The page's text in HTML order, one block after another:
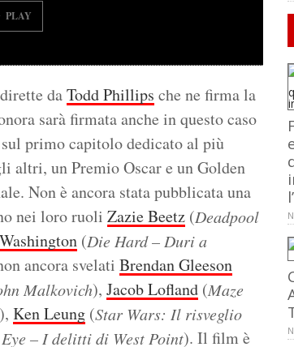
PLAY
daTodd Phillips che ne firma la
sarà firmata anche in questo caso
primo capitolo dedicato al più
altri, un Premio Oscar e un Golden
Non è ancora stata pubblicata una
nei loro ruoli Zazie Beetz (Deadpool
(Die Hard – Duri a
ancora svelati Brendan Gleeson
Malkovich), Jacob Lofland (Maze
), Ken Leung (Star Wars: Il risveglio
– I delitti di West Point). Il film è